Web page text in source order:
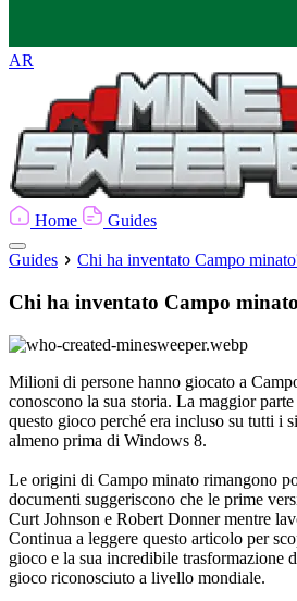
AR
Home Guides
Guides Chi ha inventato Campo
Chi ha inventato Campo
Milioni di persone hanno giocato a
conoscono la sua storia. La maggior
questo gioco perché era incluso su tutti i
almeno prima di Windows 8.
Le origini di Campo minato rimangono
documenti suggeriscono che le prime
Curt Johnson e Robert Donner mentre
Continua a leggere questo articolo per
gioco e la sua incredibile trasformazione
gioco riconosciuto a livello mondiale.